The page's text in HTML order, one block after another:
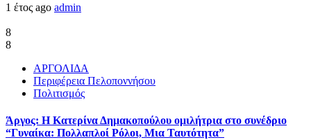
1 έτος ago admin
8
8
ΑΡΓΟΛΙΔΑ
Περιφέρεια Πελοποννήσου
Πολιτισμός
Άργος: Η Κατερίνα Δημακοπούλου ομιλήτρια στο συνέδριο
“Γυναίκα: Πολλαπλοί Ρόλοι, Μια Ταυτότητα”